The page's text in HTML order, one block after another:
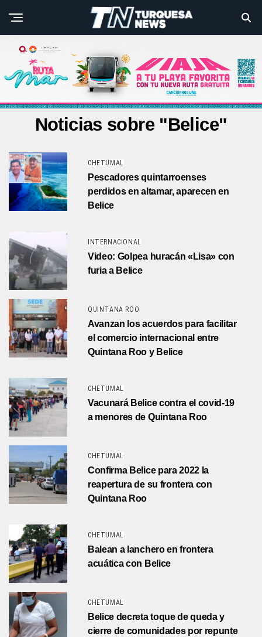
Noticias sobre "Belice"
CHETUMAL
Pescadores quintarroenses
perdidos en altamar, aparecen en
Belice
INTERNACIONAL
Video: Golpea huracán «Lisa» con
furia a Belice
QUINTANA ROO
Avanzan los acuerdos para facilitar
el comercio internacional entre
Quintana Roo y Belice
CHETUMAL
Vacunará Belice contra el covid-19
a menores de Quintana Roo
CHETUMAL
Confirma Belice para 2022 la
reapertura de su frontera con
Quintana Roo
CHETUMAL
Balean a lanchero en frontera
acuática con Belice
CHETUMAL
Belice decreta toque de queda y
cierre de comunidades por repunte